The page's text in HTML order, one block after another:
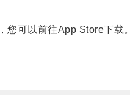
可以前往App Store下载。